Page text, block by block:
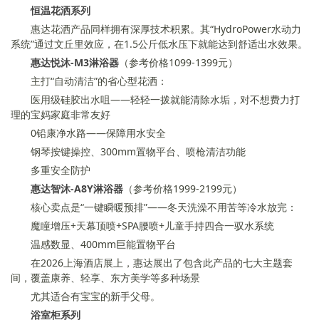
恒温花洒系列
惠达花洒产品同样拥有深厚技术积累。其“HydroPower水动力
系统”通过文丘里效应，在1.5公斤低水压下就能达到舒适出水效果。
惠达悦沐-M3淋浴器 （参考价格1099-1399元）
主打“自动清洁”的省心型花洒：
医用级硅胶出水咀——轻轻一拨就能清除水垢，对不想费力打
理的宝妈家庭非常友好
0铅康净水路——保障用水安全
钢琴按键操控、300mm置物平台、喷枪清洁功能
多重安全防护
惠达智沐-A8Y淋浴器 （参考价格1999-2199元）
核心卖点是“一键瞬暖预排”——冬天洗澡不用苦等冷水放完：
魔瞳增压+天幕顶喷+SPA腰喷+儿童手持四合一驭水系统
温感数显、400mm巨能置物平台
在2026上海酒店展上，惠达展出了包含此产品的七大主题套
间，覆盖康养、轻享、东方美学等多种场景
尤其适合有宝宝的新手父母。
浴室柜系列